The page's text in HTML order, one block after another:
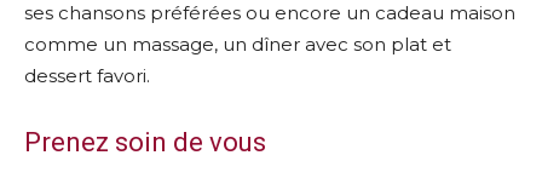
ses chansons préférées ou encore un cadeau maison
comme un massage, un dîner avec son plat et
dessert favori.
Prenez soin de vous